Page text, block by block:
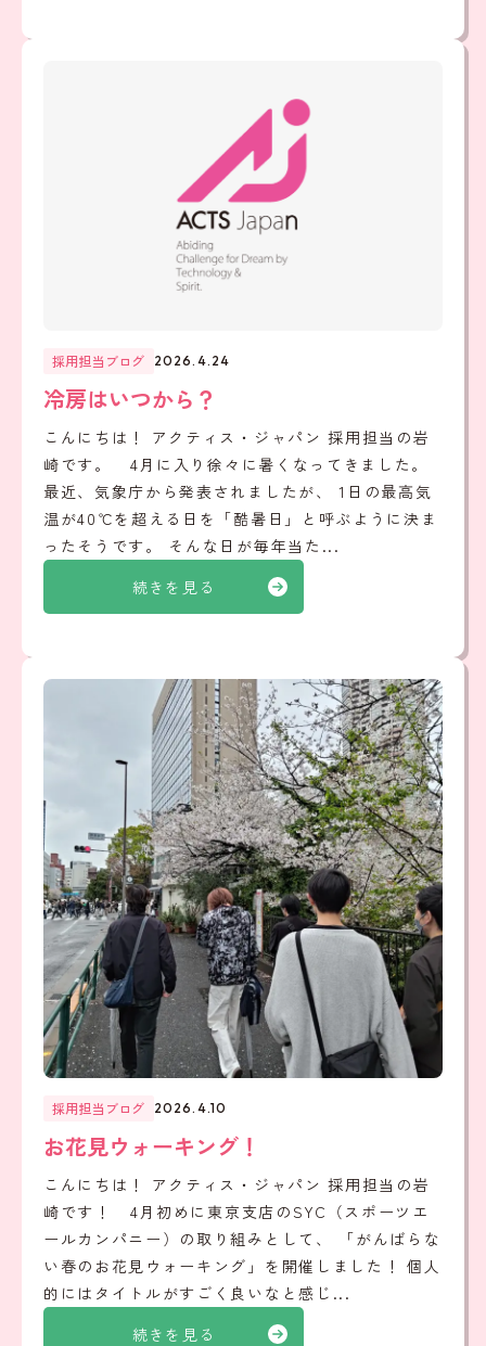
続きを見る
採用担当ブログ 2026.4.24
冷房はいつから？
こんにちは！ アクティス・ジャパン 採用担当の岩
崎です。 4月に入り徐々に暑くなってきました。
最近、気象庁から発表されましたが、 1日の最高気
温が40℃を超える日を「酷暑日」と呼ぶように決ま
ったそうです。 そんな日が毎年当た...
続きを見る
採用担当ブログ 2026.4.10
お花見ウォーキング！
こんにちは！ アクティス・ジャパン 採用担当の岩
崎です！ 4月初めに東京支店のSYC（スポーツエ
ールカンパニー）の取り組みとして、 「がんばらな
い春のお花見ウォーキング」を開催しました！ 個人
的にはタイトルがすごく良いなと感じ...